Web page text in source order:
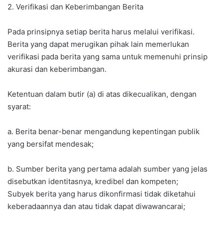
2. Verifikasi dan Keberimbangan Berita
Pada prinsipnya setiap berita harus melalui verifikasi.
Berita yang dapat merugikan pihak lain memerlukan
verifikasi pada berita yang sama untuk memenuhi prinsip
akurasi dan keberimbangan.
Ketentuan dalam butir (a) di atas dikecualikan, dengan
syarat:
a. Berita benar-benar mengandung kepentingan publik
yang bersifat mendesak;
b. Sumber berita yang pertama adalah sumber yang jelas
disebutkan identitasnya, kredibel dan kompeten;
Subyek berita yang harus dikonfirmasi tidak diketahui
keberadaannya dan atau tidak dapat diwawancarai;